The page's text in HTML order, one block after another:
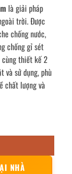
là giải pháp
trời. Được
chống nước,
chống gỉ sét
thiết kế 2
và sử dụng, phù
chất lượng và
NHÀ